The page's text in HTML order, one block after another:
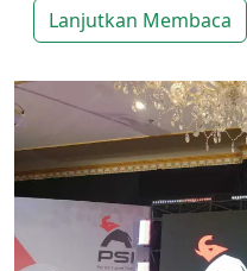
Lanjutkan Membaca